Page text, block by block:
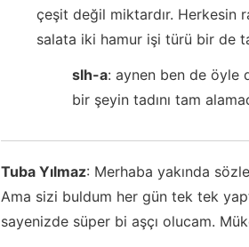
çeşit değil miktardır. Herkesin
salata iki hamur işi türü bir de
slh-a: aynen ben de öyle
bir şeyin tadını tam
Tuba Yılmaz: Merhaba yakında
Ama sizi buldum her gün tek tek
sayenizde süper bi aşçı olucam.